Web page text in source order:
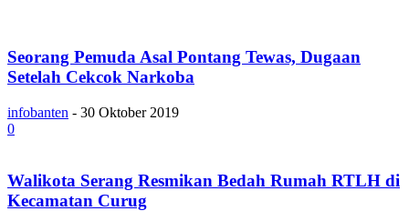
Seorang Pemuda Asal Pontang Tewas, Dugaan
Setelah Cekcok Narkoba
infobanten - 30 Oktober 2019
0
Walikota Serang Resmikan Bedah Rumah RTLH di
Kecamatan Curug